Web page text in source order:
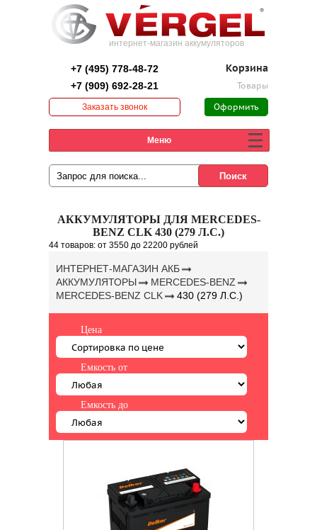
интернет-магазин аккумуляторов
+7 (495) 778-48-72
+7 (909) 692-28-21
Заказать звонок
Корзина
Товары
Оформить
Меню
АККУМУЛЯТОРЫ ДЛЯ MERCEDES-
BENZ CLK 430 (279 Л.С.)
44 товаров: от 3550 до 22200 рублей
ИНТЕРНЕТ-МАГАЗИН АКБ
АККУМУЛЯТОРЫ
MERCEDES-BENZ
MERCEDES-BENZ CLK
430 (279 Л.С.)
Цена
Емкость от
Емкость до